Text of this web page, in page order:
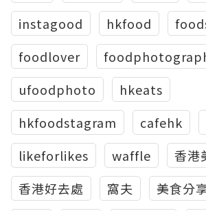
instagood
hkfood
foodlover
ufoodphoto
hkeats
hkfoodstagram
cafehk
likeforlikes
waffle
香港
香港好去處
窩夫 美食分